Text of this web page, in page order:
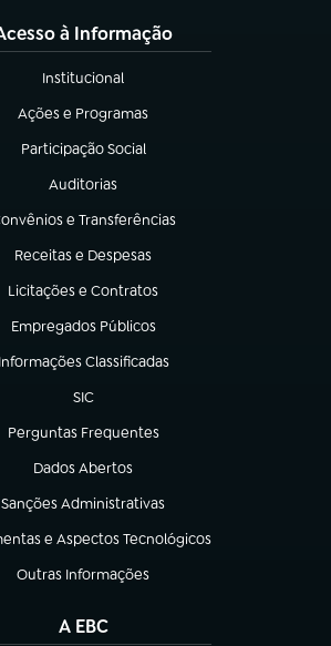
à Informação
Institucional
(abre em nova aba)
Ações e Programas
(abre em nova aba)
Participação Social
(abre em nova aba)
Auditorias
(abre em nova aba)
e Transferências
em nova aba)
Receitas e Despesas
(abre em nova aba)
Licitações e Contratos
(abre em nova aba)
Empregados Públicos
(abre em nova aba)
Informações Classificadas
(abre em nova aba)
SIC
(abre em nova aba)
Perguntas Frequentes
(abre em nova aba)
Dados Abertos
(abre em nova aba)
Sanções Administrativas
(abre em nova aba)
e Aspectos Tecnológicos
nova aba)
Outras Informações
(abre em nova aba)
A EBC